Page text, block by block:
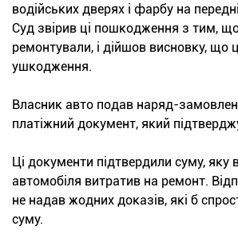
водійських дверях і фарбу на
Суд звірив ці пошкодження з тим,
ремонтували, і дійшов висновку, що
ушкодження.
Власник авто подав наряд-
платіжний документ, який
Ці документи підтвердили суму, яку
автомобіля витратив на ремонт.
не надав жодних доказів, які б
суму.